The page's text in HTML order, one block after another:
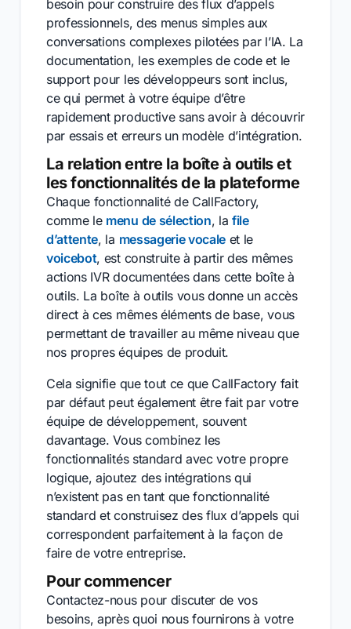
besoin pour construire des flux d’appels
professionnels, des menus simples aux
conversations complexes pilotées par l’IA. La
documentation, les exemples de code et le
support pour les développeurs sont inclus,
ce qui permet à votre équipe d’être
rapidement productive sans avoir à découvrir
par essais et erreurs un modèle d’intégration.
La relation entre la boîte à outils et
les fonctionnalités de la plateforme
Chaque fonctionnalité de CallFactory,
comme le menu de sélection, lafile
d’attente, la messagerie vocale et le
voicebot, est construite à partir des mêmes
actions IVR documentées dans cette boîte à
outils. La boîte à outils vous donne un accès
direct à ces mêmes éléments de base, vous
permettant de travailler au même niveau que
nos propres équipes de produit.
Cela signifie que tout ce que CallFactory fait
par défaut peut également être fait par votre
équipe de développement, souvent
davantage. Vous combinez les
fonctionnalités standard avec votre propre
logique, ajoutez des intégrations qui
n’existent pas en tant que fonctionnalité
standard et construisez des flux d’appels qui
correspondent parfaitement à la façon de
faire de votre entreprise.
Pour commencer
Contactez-nous pour discuter de vos
besoins, après quoi nous fournirons à votre